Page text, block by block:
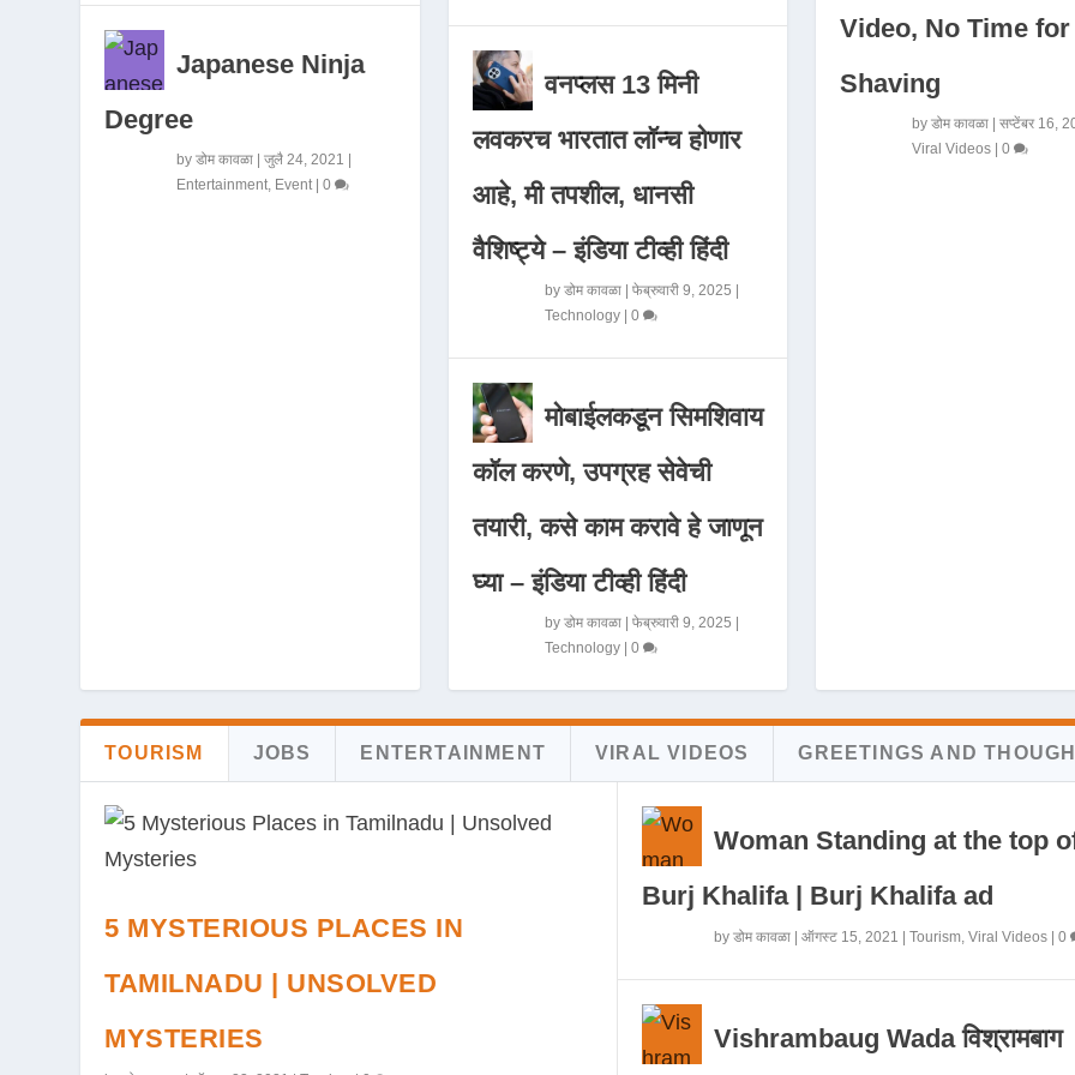
Japanese Ninja
Degree
byडोम कावळा |जुलै 24, 2021
Entertainment, Event|0
वनप्लस 13 मिनी
लवकरच भारतात लॉन्च होणार
आहे, मी तपशील, धानसी
वैशिष्ट्ये – इंडिया टीव्ही हिंदी
by डोम कावळा| फेब्रुवारी 9, 2025 |
Technology| 0
मोबाईलकडून सिमशिवाय
कॉल करणे, उपग्रह सेवेची
तयारी, कसे काम करावे हे जाणून
घ्या – इंडिया टीव्ही हिंदी
by डोम कावळा| फेब्रुवारी 9, 2025 |
Technology| 0
Video, No Time for
Shaving
by डोम कावळा| सप्टेंबर 16,
Viral Videos| 0
TOURISM JOBS ENTERTAINMENT VIRAL VIDEOS GREETINGS AND
5 MYSTERIOUS PLACES IN
TAMILNADU | UNSOLVED
MYSTERIES
Woman Standing at the top
Burj Khalifa | Burj Khalifa ad
by डोम कावळा| ऑगस्ट 15, 2021 | Tourism, Viral Videos| 0
Vishrambaug Wada विश्रामबाग